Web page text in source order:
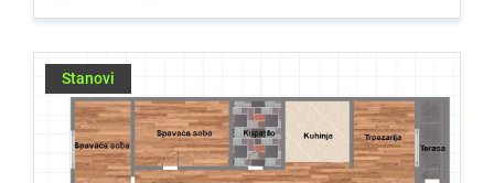
Stanovi